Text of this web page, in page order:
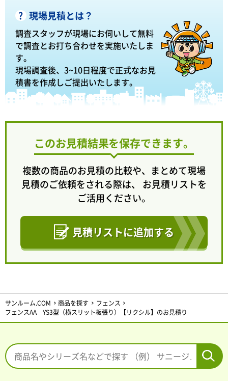
現場見積とは？
調査スタッフが現場にお伺いして無料
で調査とお打ち合わせを実施いたしま
す。
現場調査後、3~10日程度で正式なお見
積書を作成しご提出いたします。
このお見積結果を保存できます。
複数の商品のお見積の比較や、まとめて現場
見積のご依頼をされる際は、 お見積リストを
ご活用ください。
見積リストに追加する
サンルーム.COM 商品を探す
フェンス
フェンスAA YS3型（横スリット板張り）【リクシル】のお見積り